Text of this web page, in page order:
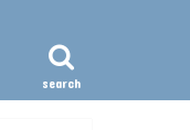
search